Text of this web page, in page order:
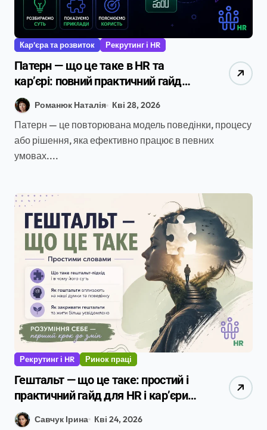
Кар’єра та розвиток Рекрутинг і HR
Патерн — що це таке в HR та
кар’єрі: повний практичний гайд
2026
Романюк Наталія Кві 28, 2026
Патерн — це повторювана модель поведінки, процесу
або рішення, яка ефективно працює в певних
умовах....
Рекрутинг і HR Ринок праці
Гештальт — що це таке: простий і
практичний гайд для HR і кар’єри
2026
Савчук Ірина Кві 24, 2026